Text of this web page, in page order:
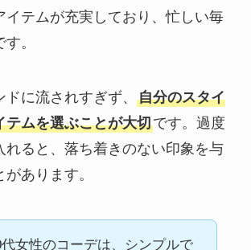
イテムが充実しており、忙しい毎
。
に流されすぎず、 自分のスタイ
テムを選ぶことが大切です。過度
れると、落ち着きのない印象を与
あります。
女性のコーデは、シンプルで